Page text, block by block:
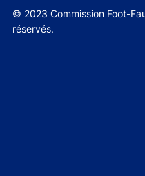
© 2023 Commission Foot-
réservés.